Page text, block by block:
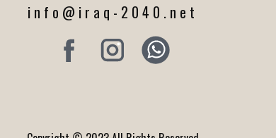
info@iraq-2040.net